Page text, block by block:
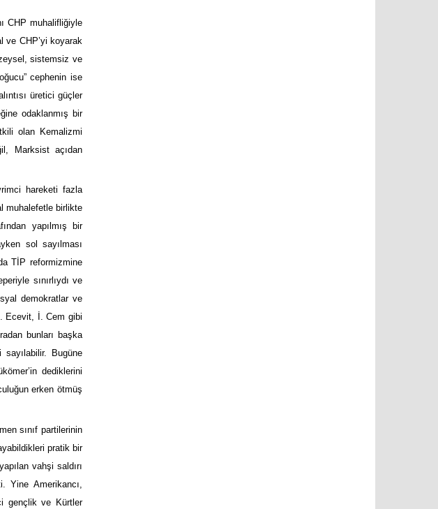
CHP muhalifliğiyle
ve CHP’yi koyarak
sistemsiz ve
cephenin ise
üretici güçler
odaklanmış bir
olan Kemalizmi
Marksist açıdan
hareketi fazla
muhalefetle birlikte
yapılmış bir
sol sayılması
TİP reformizmine
sınırlıydı ve
demokratlar ve
Ecevit, İ. Cem gibi
bunları başka
Bugüne
dediklerini
erken ötmüş
sınıf partilerinin
pratik bir
vahşi saldırı
Yine Amerikancı,
gençlik ve Kürtler